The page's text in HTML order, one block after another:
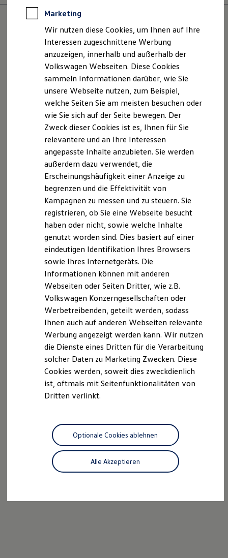
Software, Konnektivität & Apps
California App
VW Connect für Ihren ID. Buzz
VW Connect für Ihren Transporter/Caravelle
VW Connect für Ihren Amarok
VW Connect für andere Modelle
Connect Pro
Fleet Interface Data
Multistop Pathfinder
Übersicht Software Updates
Hilfreiches für Besitzer
Fahrerassistenz- und Sicherheitssysteme
Kontrollleuchten
Kurzfahrprofile und Ölverdünnung
XTL-Dieselkraftstoff
Ersatzteile und Betriebsflüssigkeiten
Original Zubehör und Lifestyle Produkte
myVolkswagen
myVolkswagen Business
Elektrisch & Autonom
Elektro - & Hybridfahrzeuge
Unser Ansatz
Klimafreundlicher Strom
Reichweite & Ladelösungen
Reichweitensimulator
Ladezeitensimulator
Ladelösungen für Privatkunden
Ladelösungen für Gewerbekunden
Wallbox und Ladekabel
Förderung & Kosten der Elektrofahrzeuge
Fördermöglichkeiten für Privatkunden
Fördermöglichkeiten für Gewerbekunden
Autonomes Fahren
Mehr zum ID. Buzz
Online Beratung
California Club
California Magazin & Ratgeber
Vanlife
California App
California Lifestyle & Zubehör
Übernachten im California
Unternehmen
Karriere
Nachhaltigkeit
Mert Pala
Verkäufer
+49 9281 70712-66
E-Mail schreiben
Marketing
Wir nutzen diese Cookies, um Ihnen auf Ihre
Interessen zugeschnittene Werbung
anzuzeigen, innerhalb und außerhalb der
Volkswagen Webseiten. Diese Cookies
sammeln Informationen darüber, wie Sie
unsere Webseite nutzen, zum Beispiel,
welche Seiten Sie am meisten besuchen oder
wie Sie sich auf der Seite bewegen. Der
Zweck dieser Cookies ist es, Ihnen für Sie
relevantere und an Ihre Interessen
angepasste Inhalte anzubieten. Sie werden
außerdem dazu verwendet, die
Erscheinungshäufigkeit einer Anzeige zu
begrenzen und die Effektivität von
Kampagnen zu messen und zu steuern. Sie
registrieren, ob Sie eine Webseite besucht
haben oder nicht, sowie welche Inhalte
genutzt worden sind. Dies basiert auf einer
eindeutigen Identifikation Ihres Browsers
sowie Ihres Internetgeräts. Die
Informationen können mit anderen
Webseiten oder Seiten Dritter, wie z.B.
Volkswagen Konzerngesellschaften oder
Werbetreibenden, geteilt werden, sodass
Ihnen auch auf anderen Webseiten relevante
Werbung angezeigt werden kann. Wir nutzen
die Dienste eines Dritten für die Verarbeitung
solcher Daten zu Marketing Zwecken. Diese
Cookies werden, soweit dies zweckdienlich
ist, oftmals mit Seitenfunktionalitäten von
Dritten verlinkt.
Alle Akzeptieren
Optionale Cookies ablehnen